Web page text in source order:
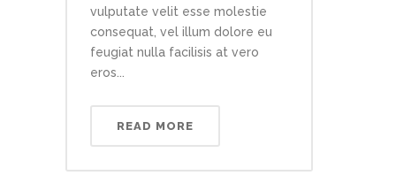
vulputate velit esse molestie
consequat, vel illum dolore eu
feugiat nulla facilisis at vero
eros...
READ MORE